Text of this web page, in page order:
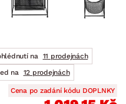
na
11 prodejnách
na
12 prodejnách
Cena po zadání kódu DOPLNKY